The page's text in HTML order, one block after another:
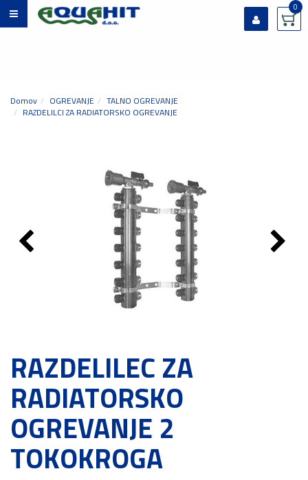
0
Domov OGREVANJE
TALNO OGREVANJE
RAZDELILCI ZA RADIATORSKO OGREVANJE
RAZDELILEC ZA
RADIATORSKO
OGREVANJE 2
TOKOKROGA